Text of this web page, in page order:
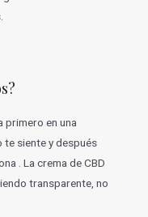
primero en una
te siente y después
. La crema de CBD
transparente, no